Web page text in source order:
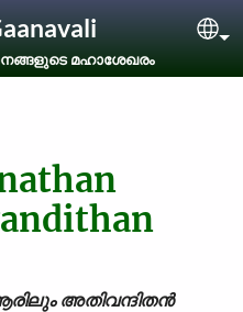
മഹാശേഖരം
അതിവന്ദിതൻ